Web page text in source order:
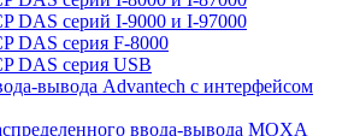
DAS серий I-9000 и I-97000
DAS серия F-8000
DAS серия USB
вывода Advantech с интерфейсом
ввода-вывода MOXA